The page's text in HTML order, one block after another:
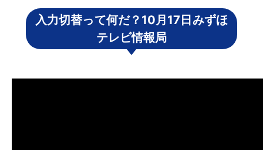
入力切替って何だ？10月17日みずほ
テレビ情報局